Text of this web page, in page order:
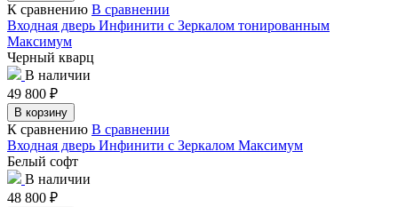
К сравнению В сравнении
Входная дверь Инфинити с Зеркалом тонированным
Максимум
Черный кварц
В наличии
49 800 ₽
В корзину
К сравнению В сравнении
Входная дверь Инфинити с Зеркалом Максимум
Белый софт
В наличии
48 800 ₽